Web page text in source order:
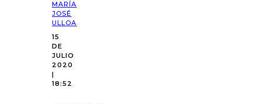
MARÍA
JOSÉ
ULLOA
15
DE
JULIO
2020
|
18:52